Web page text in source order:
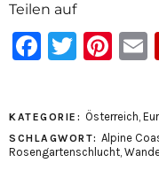
Teilen auf
KATEGORIE: Österreich,
SCHLAGWORT: Alpine
Rosengartenschlucht,